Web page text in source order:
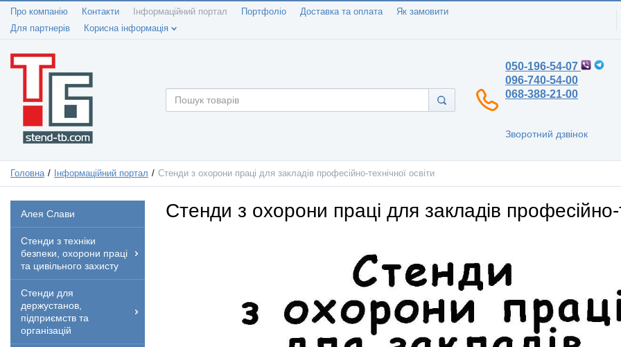
Про компанію Контакти Інформаційний портал Портфоліо Доставка та оплата
Як замовити
Для партнерів
Корисна інформація
050-196-54-07
096-740-54-00
068-388-21-00
Зворотний дзвінок
Головна Інформаційний портал Стенди з охорони праці для закладів професійно-технічної освіти
Алея Слави
Стенди з техніки
безпеки, охорони праці
та цивільного захисту
Стенди для
держустанов,
підприємств та
організацій
Стенди з охорони праці для закладів професійно-